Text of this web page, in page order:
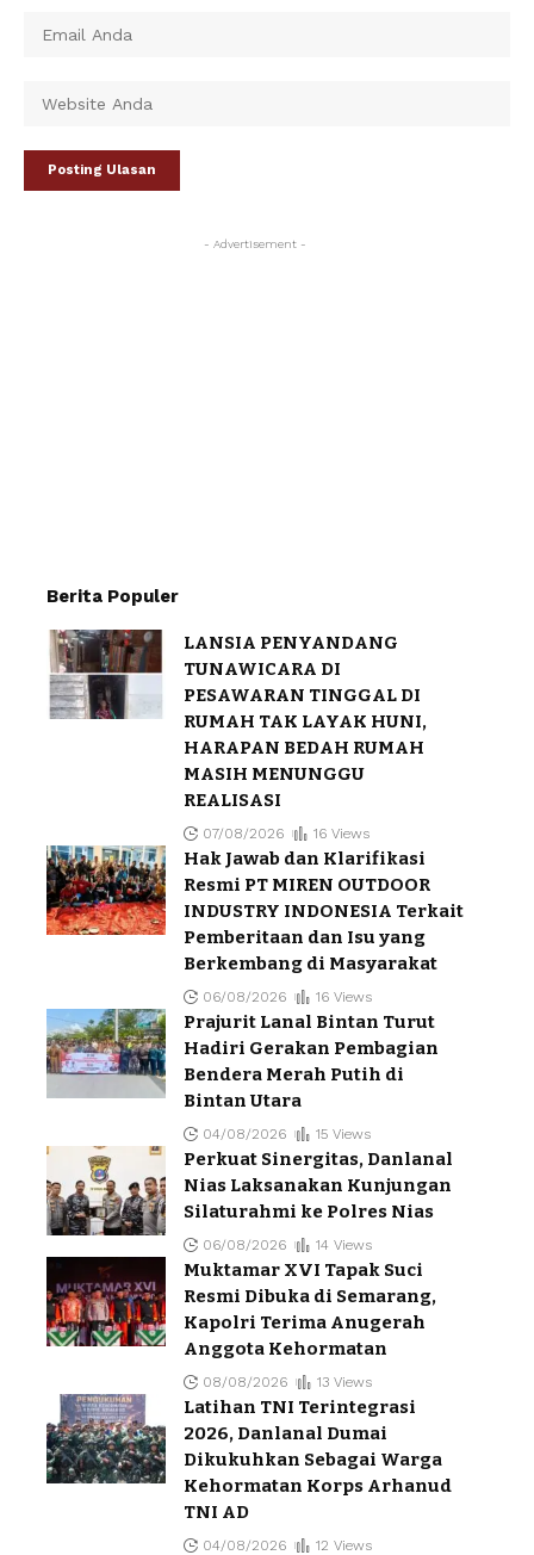
- Advertisement -
Berita Populer
LANSIA PENYANDANG
TUNAWICARA DI
PESAWARAN TINGGAL DI
RUMAH TAK LAYAK HUNI,
HARAPAN BEDAH RUMAH
MASIH MENUNGGU
REALISASI
07/08/2026 16 Views
Hak Jawab dan Klarifikasi
Resmi PT MIREN OUTDOOR
INDUSTRY INDONESIA Terkait
Pemberitaan dan Isu yang
Berkembang di Masyarakat
06/08/2026 16 Views
Prajurit Lanal Bintan Turut
Hadiri Gerakan Pembagian
Bendera Merah Putih di
Bintan Utara
04/08/2026 15 Views
Perkuat Sinergitas, Danlanal
Nias Laksanakan Kunjungan
Silaturahmi ke Polres Nias
06/08/2026 14 Views
Muktamar XVI Tapak Suci
Resmi Dibuka di Semarang,
Kapolri Terima Anugerah
Anggota Kehormatan
08/08/2026 13 Views
Latihan TNI Terintegrasi
2026, Danlanal Dumai
Dikukuhkan Sebagai Warga
Kehormatan Korps Arhanud
TNI AD
04/08/2026 12 Views